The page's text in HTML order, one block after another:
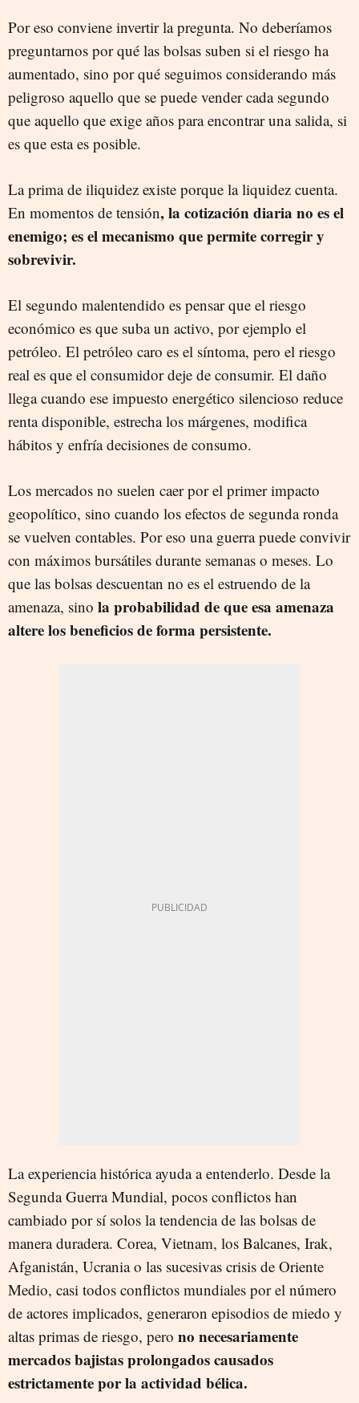
Por eso conviene invertir la pregunta. No deberíamos
preguntarnos por qué las bolsas suben si el riesgo ha
aumentado, sino por qué seguimos considerando más
peligroso aquello que se puede vender cada segundo
que aquello que exige años para encontrar una salida, si
es que esta es posible.
La prima de iliquidez existe porque la liquidez cuenta.
En momentos de tensión, la cotización diaria no es el
enemigo; es el mecanismo que permite corregir y
sobrevivir.
El segundo malentendido es pensar que el riesgo
económico es que suba un activo, por ejemplo el
petróleo. El petróleo caro es el síntoma, pero el riesgo
real es que el consumidor deje de consumir. El daño
llega cuando ese impuesto energético silencioso reduce
renta disponible, estrecha los márgenes, modifica
hábitos y enfría decisiones de consumo.
Los mercados no suelen caer por el primer impacto
geopolítico, sino cuando los efectos de segunda ronda
se vuelven contables. Por eso una guerra puede convivir
con máximos bursátiles durante semanas o meses. Lo
que las bolsas descuentan no es el estruendo de la
amenaza, sino la probabilidad de que esa amenaza
altere los beneficios de forma persistente.
La experiencia histórica ayuda a entenderlo. Desde la
Segunda Guerra Mundial, pocos conflictos han
cambiado por sí solos la tendencia de las bolsas de
manera duradera. Corea, Vietnam, los Balcanes, Irak,
Afganistán, Ucrania o las sucesivas crisis de Oriente
Medio, casi todos conflictos mundiales por el número
de actores implicados, generaron episodios de miedo y
altas primas de riesgo, pero no necesariamente
mercados bajistas prolongados causados
estrictamente por la actividad bélica.